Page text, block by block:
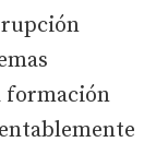
formación